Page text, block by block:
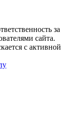
за
сайта.
с активной